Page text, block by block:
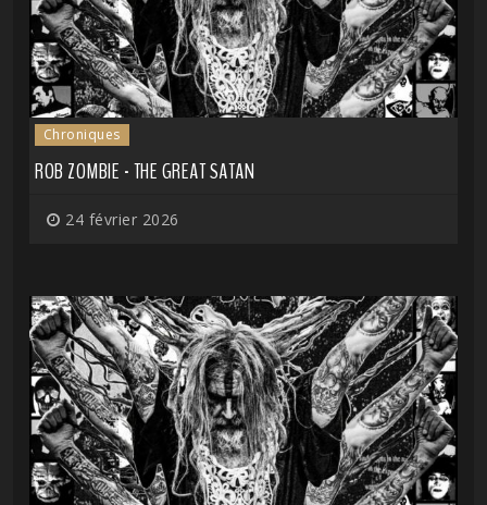
Chroniques
ROB ZOMBIE - THE GREAT SATAN
24 février 2026